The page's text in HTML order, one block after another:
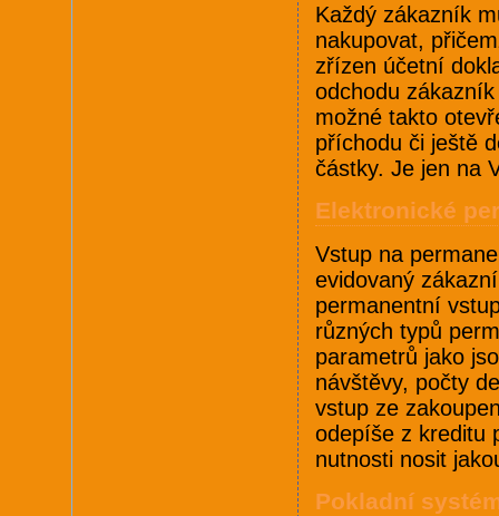
Každý zákazník
nakupovat,
zřízen účetní
odchodu
možné takto
příchodu či ještě
částky. Je jen na
Elektronické
Vstup na
evidovaný
permanentní
různých typů
parametrů jako
návštěvy, počty
vstup ze
odepíše z kreditu
nutnosti nosit
Pokladní